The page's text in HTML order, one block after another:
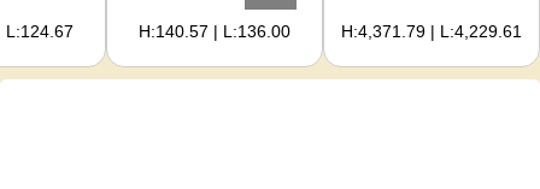
لمشرفي المواقع H:4,371.79 | L:4,229.61
H:140.57 | L:136.00
L:124.67